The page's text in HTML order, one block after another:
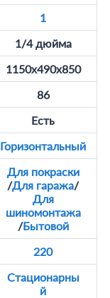
1
1/4 дюйма
1150х490х850
86
Есть
Горизонтальный
Для покраски
/Для гаража/
Для
шиномонтажа
/Бытовой
220
Стационарны
й